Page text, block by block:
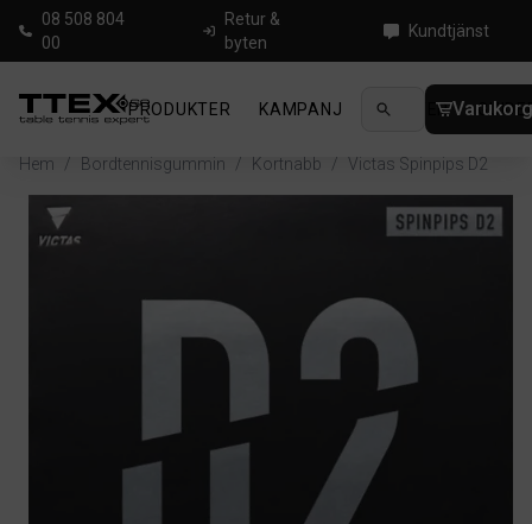
08 508 804
00
Retur &
byten
Kundtjänst
PRODUKTER KAMPANJ NYHETER
Hem / Bordtennisgummin / Kortnabb / Victas Spinpips D2